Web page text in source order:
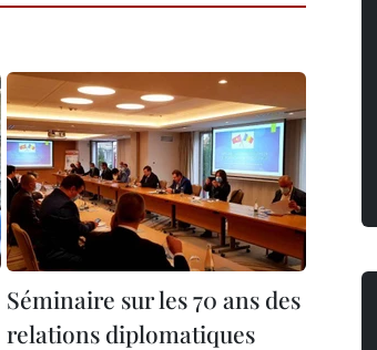
Séminaire sur les 70 ans des
relations diplomatiques